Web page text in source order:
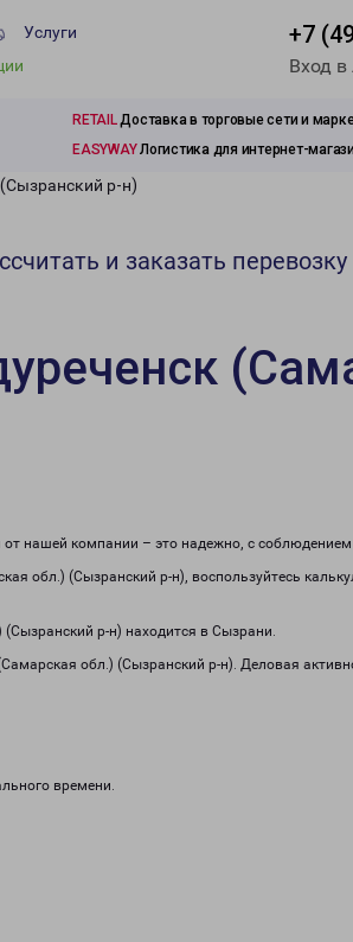
Услуги
+7
Вход
RETAILДоставка в торговые сети и
EASYWAYЛогистика для интернет-
р-н)
и заказать перевозку
от нашей компании – это надежно, с
обл.) (Сызранский р-н), воспользуйтесь
р-н) находится в Сызрани.
обл.) (Сызранский р-н). Деловая
времени.